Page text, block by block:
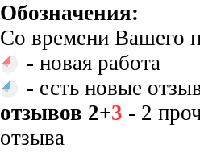
Обозначения:
Со времени Вашего
- новая работа
- есть новые
отзывов 2+3 - 2
отзыва